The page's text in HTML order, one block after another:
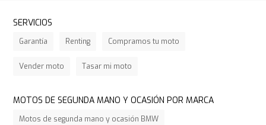
SERVICIOS
Garantía Renting Compramos tu moto
Vender moto Tasar mi moto
MOTOS DE SEGUNDA MANO Y OCASIÓN POR MARCA
Motos de segunda mano y ocasión BMW